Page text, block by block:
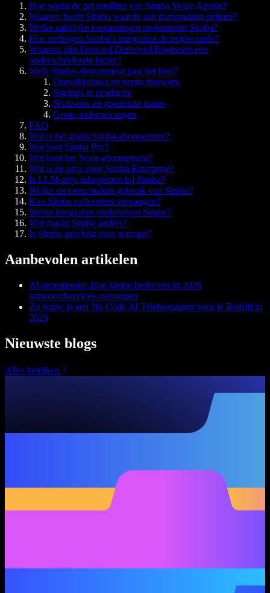
Hoe werkt de prijsstelling van Simba Voice Agents?
Waarom hecht Simba waarde aan transparante prijzen?
Welke zakelijke toepassingen ondersteunt Simba?
Hoe verhogen Simba’s integraties de prijswaarde?
Waarom zijn Forward Deployed Engineers een
onderscheidende factor?
Welk Simba-abonnement past het best?
Ontwikkelaars en eerste bouwers
Startups in productie
Scale-ups en groeiende teams
Grote ondernemingen
FAQ
Wat is het gratis Simba-abonnement?
Wat kost Simba Pro?
Wat kost het Scale-abonnement?
Wat is de prijs voor Simba Enterprise?
Is LLM-prijs inbegrepen bij Simba?
Welke sectoren maken gebruik van Simba?
Kan Simba callcenters vervangen?
Welke integraties ondersteunt Simba?
Wat maakt Simba anders?
Is Simba geschikt voor startups?
Aanbevolen artikelen
AI-receptionist: Hoe kleine bedrijven in 2026
antwoordservices vervangen
Zo bouw je een No Code AI Telefoonagent voor je Bedrijf in
2026
Nieuwste blogs
Alles bekijken